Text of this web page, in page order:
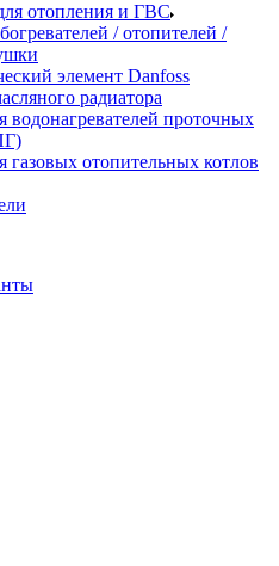
отопления и ГВС
/ отопителей /
элемент Danfoss
радиатора
водонагревателей проточных
газовых отопительных котлов